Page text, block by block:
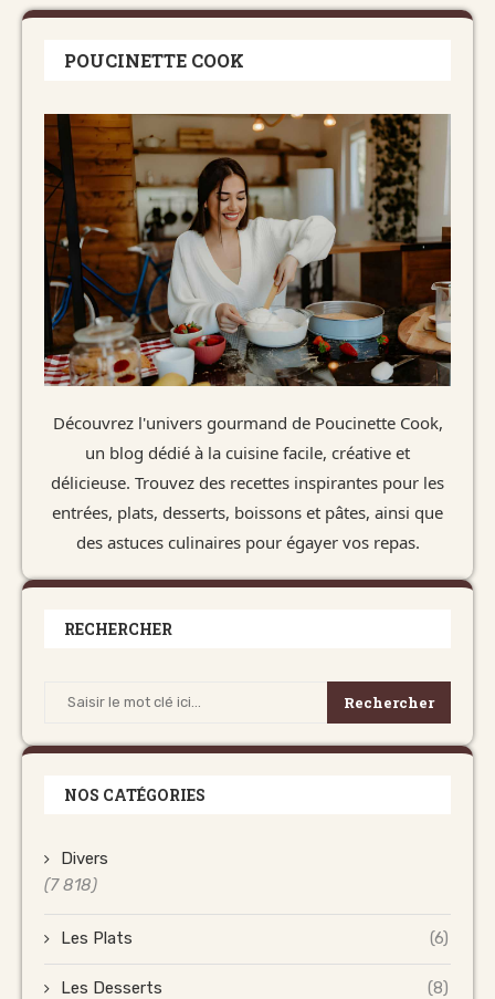
POUCINETTE COOK
Découvrez l'univers gourmand de Poucinette Cook,
un blog dédié à la cuisine facile, créative et
délicieuse. Trouvez des recettes inspirantes pour les
entrées, plats, desserts, boissons et pâtes, ainsi que
des astuces culinaires pour égayer vos repas.
RECHERCHER
Rechercher
NOS CATÉGORIES
Divers
(7 818)
Les Plats (6)
Les Desserts (8)